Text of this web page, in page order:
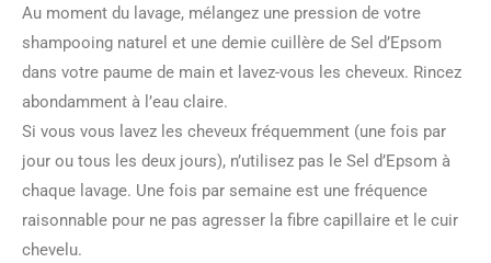
Au moment du lavage, mélangez une pression de votre
shampooing naturel et une demie cuillère de Sel d’Epsom
dans votre paume de main et lavez-vous les cheveux. Rincez
abondamment à l’eau claire.
Si vous vous lavez les cheveux fréquemment (une fois par
jour ou tous les deux jours), n’utilisez pas le Sel d’Epsom à
chaque lavage. Une fois par semaine est une fréquence
raisonnable pour ne pas agresser la fibre capillaire et le cuir
chevelu.